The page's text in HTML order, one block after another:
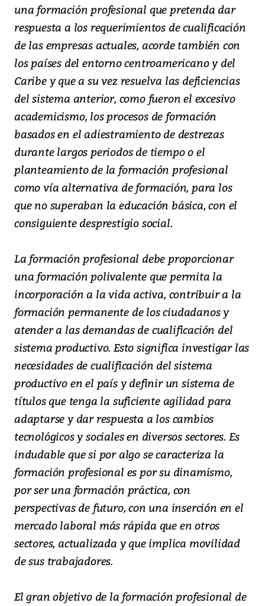
una formación profesional que pretenda dar
respuesta a los requerimientos de cualificación
de las empresas actuales, acorde también con
los países del entorno centroamericano y del
Caribe y que a su vez resuelva las deficiencias
del sistema anterior, como fueron el excesivo
academicismo, los procesos de formación
basados en el adiestramiento de destrezas
durante largos periodos de tiempo o el
planteamiento de la formación profesional
como vía alternativa de formación, para los
que no superaban la educación básica, con el
consiguiente desprestigio social.
La formación profesional debe proporcionar
una formación polivalente que permita la
incorporación a la vida activa, contribuir a la
formación permanente de los ciudadanos y
atender a las demandas de cualificación del
sistema productivo. Esto significa investigar las
necesidades de cualificación del sistema
productivo en el país y definir un sistema de
títulos que tenga la suficiente agilidad para
adaptarse y dar respuesta a los cambios
tecnológicos y sociales en diversos sectores. Es
indudable que si por algo se caracteriza la
formación profesional es por su dinamismo,
por ser una formación práctica, con
perspectivas de futuro, con una inserción en el
mercado laboral más rápida que en otros
sectores, actualizada y que implica movilidad
de sus trabajadores.
El gran objetivo de la formación profesional de